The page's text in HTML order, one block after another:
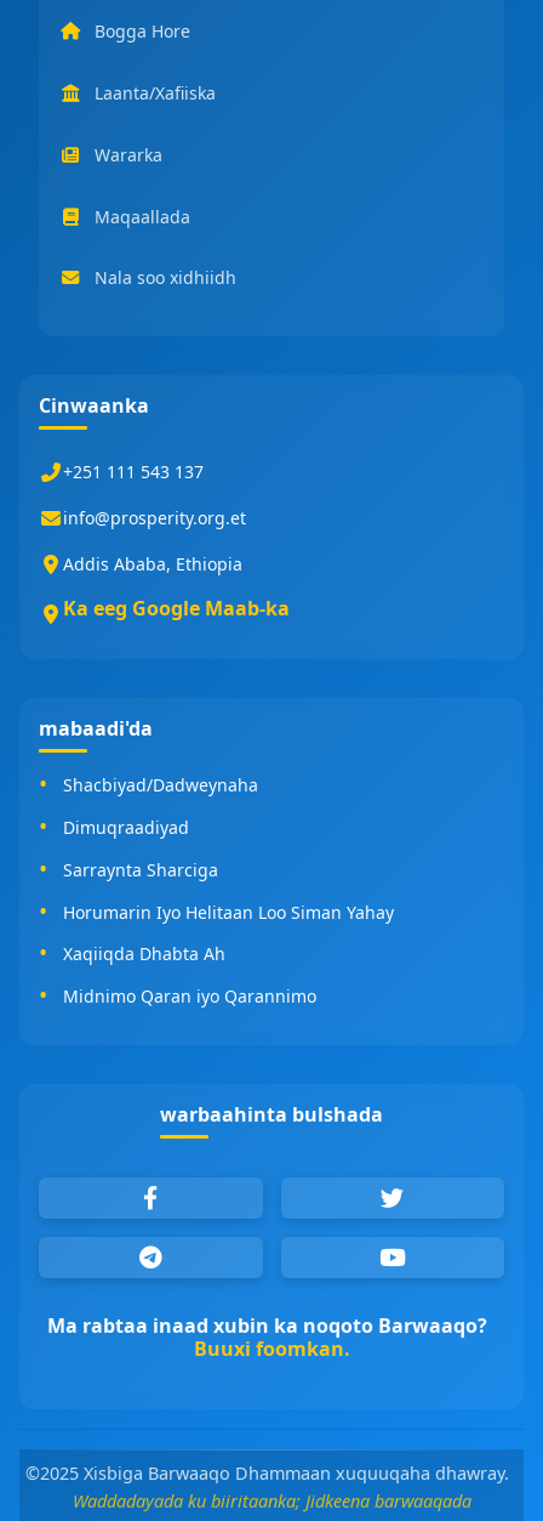
Bogga Hore
Laanta/Xafiiska
Wararka
Maqaallada
Nala soo xidhiidh
Cinwaanka
+251 111 543 137
info@prosperity.org.et
Addis Ababa, Ethiopia
Ka eeg Google Maab-ka
mabaadi'da
Shacbiyad/Dadweynaha
Dimuqraadiyad
Sarraynta Sharciga
Horumarin Iyo Helitaan Loo Siman Yahay
Xaqiiqda Dhabta Ah
Midnimo Qaran iyo Qarannimo
warbaahinta bulshada
Ma rabtaa inaad xubin ka noqoto Barwaaqo?
Buuxi foomkan.
©2025 Xisbiga Barwaaqo Dhammaan xuquuqaha dhawray.
Waddadayada ku biiritaanka; Jidkeena barwaaqada